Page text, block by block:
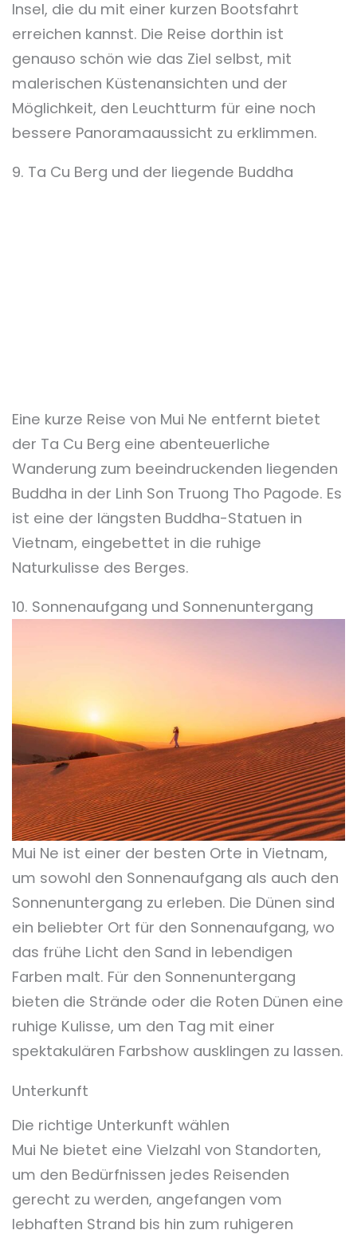
Insel, die du mit einer kurzen Bootsfahrt
erreichen kannst. Die Reise dorthin ist
genauso schön wie das Ziel selbst, mit
malerischen Küstenansichten und der
Möglichkeit, den Leuchtturm für eine noch
bessere Panoramaaussicht zu erklimmen.
9. Ta Cu Berg und der liegende Buddha
Eine kurze Reise von Mui Ne entfernt bietet
der Ta Cu Berg eine abenteuerliche
Wanderung zum beeindruckenden liegenden
Buddha in der Linh Son Truong Tho Pagode. Es
ist eine der längsten Buddha-Statuen in
Vietnam, eingebettet in die ruhige
Naturkulisse des Berges.
10. Sonnenaufgang und Sonnenuntergang
Mui Ne ist einer der besten Orte in Vietnam,
um sowohl den Sonnenaufgang als auch den
Sonnenuntergang zu erleben. Die Dünen sind
ein beliebter Ort für den Sonnenaufgang, wo
das frühe Licht den Sand in lebendigen
Farben malt. Für den Sonnenuntergang
bieten die Strände oder die Roten Dünen eine
ruhige Kulisse, um den Tag mit einer
spektakulären Farbshow ausklingen zu lassen.
Unterkunft
Die richtige Unterkunft wählen
Mui Ne bietet eine Vielzahl von Standorten,
um den Bedürfnissen jedes Reisenden
gerecht zu werden, angefangen vom
lebhaften Strand bis hin zum ruhigeren